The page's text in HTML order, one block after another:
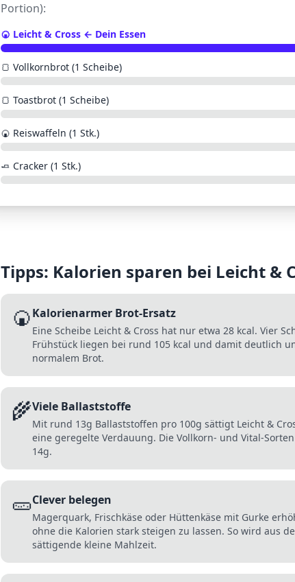
Portion):
🍘 Leicht & Cross ← Dein Essen
🍞 Vollkornbrot (1 Scheibe)
🍞 Toastbrot (1 Scheibe)
🍘 Reiswaffeln (1 Stk.)
🧈 Cracker (1 Stk.)
Tipps: Kalorien sparen bei Leicht &
🍘Kalorienarmer Brot-Ersatz
Eine Scheibe Leicht & Cross hat nur etwa 28 kcal. Vier
Frühstück liegen bei rund 105 kcal und damit deutlich
normalem Brot.
🌾Viele Ballaststoffe
Mit rund 13g Ballaststoffen pro 100g sättigt Leicht &
eine geregelte Verdauung. Die Vollkorn- und Vital-
14g.
🥒Clever belegen
Magerquark, Frischkäse oder Hüttenkäse mit Gurke
ohne die Kalorien stark steigen zu lassen. So wird aus
sättigende kleine Mahlzeit.